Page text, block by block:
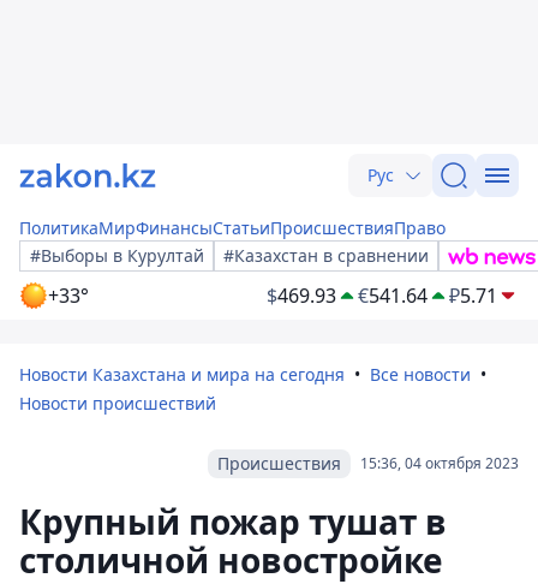
Рус
ПолитикаМирФинансыСтатьиПроисшествияПраво
#Выборы в Курултай
#Казахстан в сравнении
+33° $469.93 €541.64 ₽5.71
Новости Казахстана и мира на сегодня
Все новости
Новости происшествий
15:36, 04 октября 2023
Происшествия
Крупный пожар тушат в
столичной новостройке